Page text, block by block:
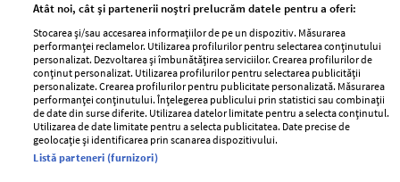
GSP
Unica
Baby
Retete
femei
Viva
Avantaje
Retete practice
Pariază responsabil! Decizia ONJN nr. 821/25.09.2025.
Jocurile de noroc sunt interzise minorilor.
Atât noi, cât și partenerii noștri prelucrăm datele pentru a oferi:
Stocarea și/sau accesarea informațiilor de pe un dispozitiv. Măsurarea
performanței reclamelor. Utilizarea profilurilor pentru selectarea conținutului
personalizat. Dezvoltarea și îmbunătățirea serviciilor. Crearea profilurilor de
conținut personalizat. Utilizarea profilurilor pentru selectarea publicității
personalizate. Crearea profilurilor pentru publicitate personalizată. Măsurarea
performanței conținutului. Înțelegerea publicului prin statistici sau combinații
de date din surse diferite. Utilizarea datelor limitate pentru a selecta conținutul.
Utilizarea de date limitate pentru a selecta publicitatea. Date precise de
geolocație și identificarea prin scanarea dispozitivului.
Listă parteneri (furnizori)